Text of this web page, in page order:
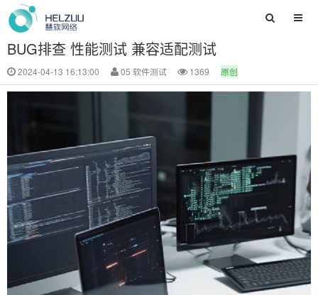
BUG排查 性能测试 兼容适配测试
2024-04-13 16:13:00 05 软件测试 1369 原创